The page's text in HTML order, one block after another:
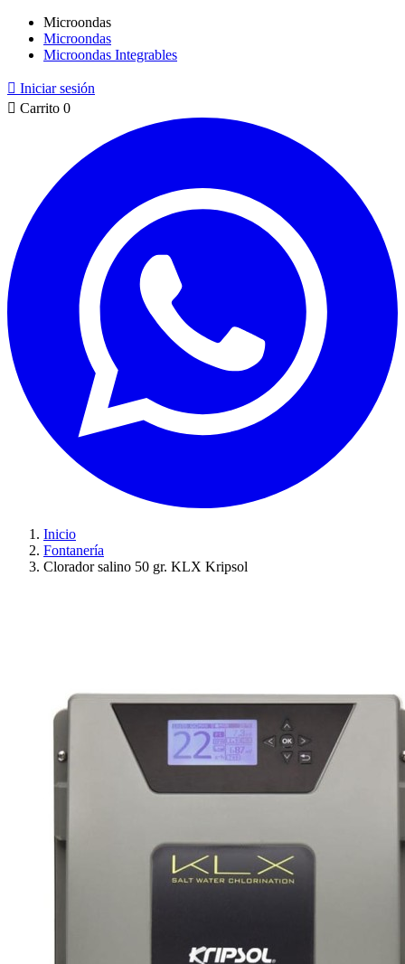
Microondas
Microondas
Microondas Integrables
 Iniciar sesión
 Carrito 0
Inicio
Fontanería
Clorador salino 50 gr. KLX Kripsol